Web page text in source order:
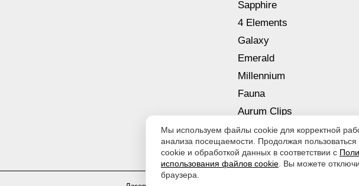
Sapphire
4 Elements
Galaxy
Emerald
Millennium
Fauna
Aurum Clips
Мы используем файлы cookie для корректной
анализа посещаемости. Продолжая
cookie и обработкой данных в соответствии с
использования файлов cookie . Вы можете
браузера.